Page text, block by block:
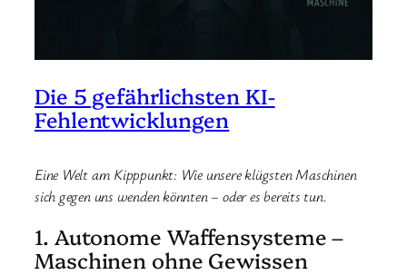
Die 5 gefährlichsten KI-
Fehlentwicklungen
Eine Welt am Kipppunkt: Wie unsere klügsten Maschinen
sich gegen uns wenden könnten – oder es bereits tun.
1. Autonome Waffensysteme –
Maschinen ohne Gewissen